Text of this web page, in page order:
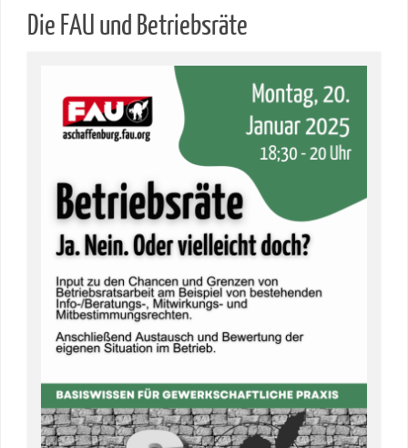
Die FAU und Betriebsräte